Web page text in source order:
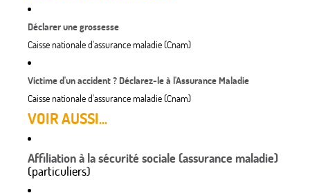
Déclarer une grossesse
Caisse nationale d'assurance maladie (Cnam)
Victime d'un accident ? Déclarez-le à l'Assurance Maladie
Caisse nationale d'assurance maladie (Cnam)
VOIR AUSSI...
Affiliation à la sécurité sociale (assurance maladie)
(particuliers)